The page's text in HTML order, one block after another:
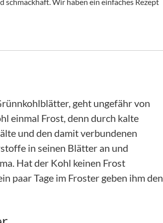
geht ungefähr von
einmal Frost, denn durch kalte
und den damit verbundenen
in seinen Blätter an und
Hat der Kohl keinen Frost
paar Tage im Froster geben ihm den